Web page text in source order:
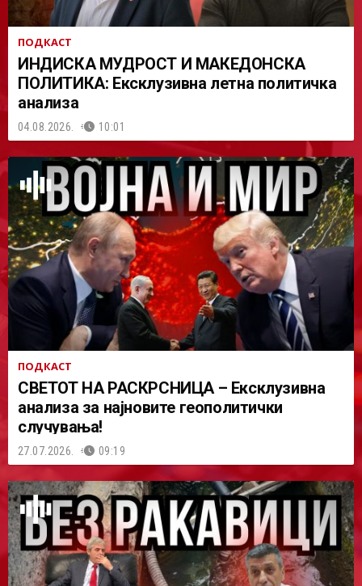
ПОДКАСТ
ИНДИСКА МУДРОСТ И МАКЕДОНСКА
ПОЛИТИКА: Ексклузивна летна политичка
анализа
04.08.2026. 10:01
ПОДКАСТ
СВЕТОТ НА РАСКРСНИЦА – Ексклузивна
анализа за најновите геополитички
случувања!
27.07.2026. 09:19